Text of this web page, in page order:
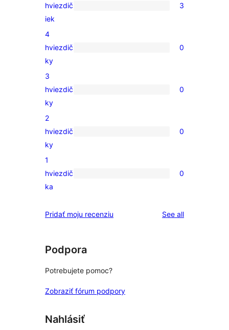
3
recenzie
s
5-
hviezdičkovým
hodnotením
hviezdič
iek
3
0
recenzií
s
4-
hviezdičkovým
hodnotením
4
hviezdič
ky
0
0
recenzií
s
3-
hviezdičkovým
hodnotením
3
hviezdič
ky
0
0
recenzií
s
2-
hviezdičkovým
2
hviezdič
ky
0
0
recenzií
1-
hodnotením
1
hviezdič
ka
0
Pridať moju recenziu See allreviews
Podpora
Potrebujete pomoc?
Zobraziť fórum podpory
Nahlásiť